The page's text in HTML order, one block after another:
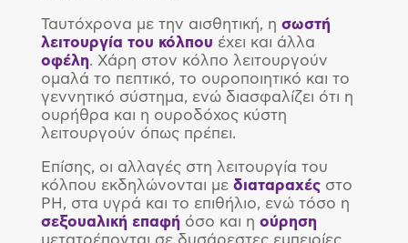
Ταυτόχρονα με την αισθητική, η σωστή
λειτουργία του κόλπου έχει και άλλα
οφέλη. Χάρη στον κόλπο λειτουργούν
ομαλά το πεπτικό, το ουροποιητικό και το
γεννητικό σύστημα, ενώ διασφαλίζει ότι η
ουρήθρα και η ουροδόχος κύστη
λειτουργούν όπως πρέπει.
Επίσης, οι αλλαγές στη λειτουργία του
κόλπου εκδηλώνονται με διαταραχέςστο
PH, στα υγρά και το επιθήλιο, ενώ τόσο η
σεξουαλική επαφή όσο και η ούρηση